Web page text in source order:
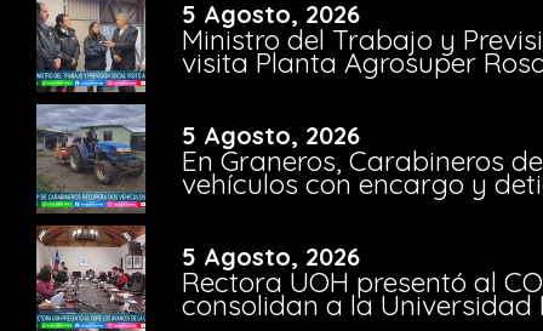
5 Agosto, 2026
Ministro del Trabajo y
visita Planta Agrosuper
5 Agosto, 2026
En Graneros, Carabineros
vehículos con encargo y
5 Agosto, 2026
Rectora UOH presentó al
consolidan a la Universidad